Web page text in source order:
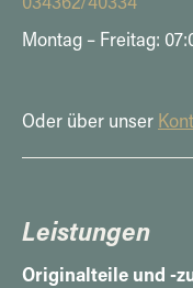
Montag – Freitag:
Oder über unser
Leistungen
Originalteile und -